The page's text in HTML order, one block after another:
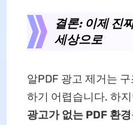
결론: 이제 진
세상으로
알PDF 광고 제거는
하기 어렵습니다. 하
광고가 없는 PDF 환경